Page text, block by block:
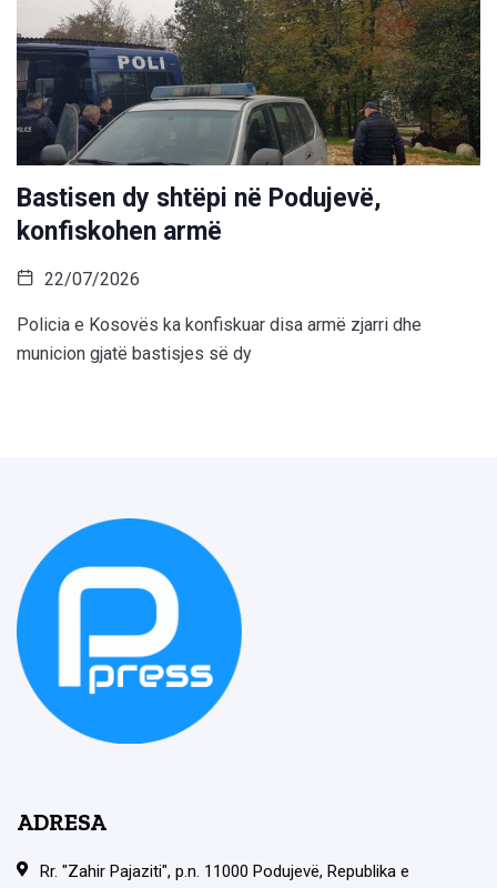
Bastisen dy shtëpi në Podujevë,
konfiskohen armë
22/07/2026
Policia e Kosovës ka konfiskuar disa armë zjarri dhe
municion gjatë bastisjes së dy
ADRESA
Rr. "Zahir Pajaziti", p.n. 11000 Podujevë, Republika e